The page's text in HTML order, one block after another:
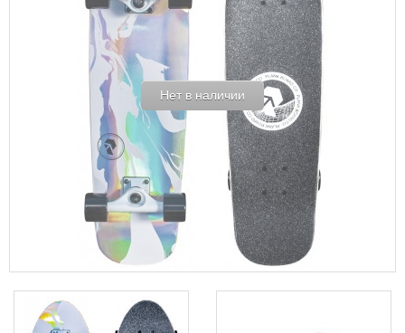
Нет в наличии